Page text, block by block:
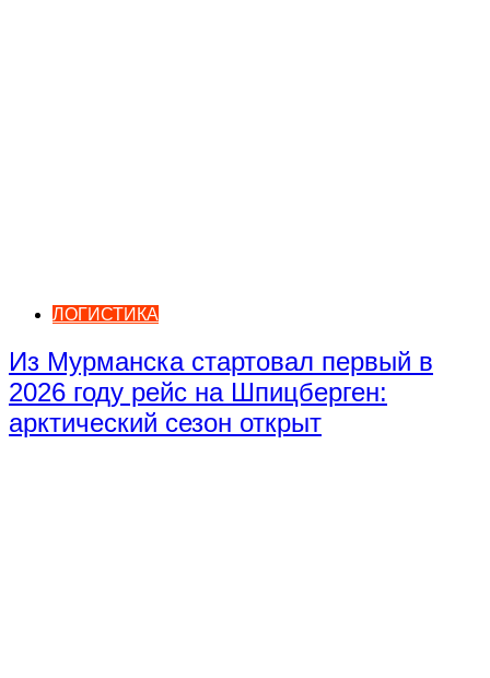
ЛОГИСТИКА
Из Мурманска стартовал первый в
2026 году рейс на Шпицберген:
арктический сезон открыт